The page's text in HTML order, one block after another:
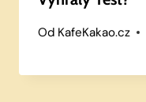
Od KafeKakao.cz